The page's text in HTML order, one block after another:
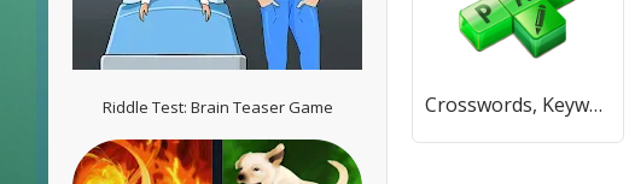
Riddle Test: Brain Teaser Game Crosswords, Keywords [МОД Unlocked] APK Android